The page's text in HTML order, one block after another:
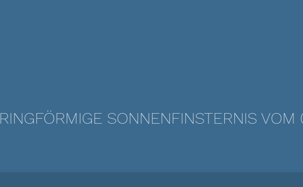
RINGFÖRMIGE SONNENFINSTERNIS